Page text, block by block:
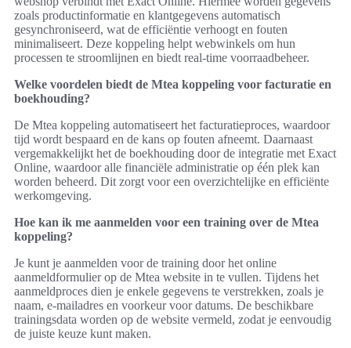
zoals productinformatie en klantgegevens automatisch
gesynchroniseerd, wat de efficiëntie verhoogt en fouten
minimaliseert. Deze koppeling helpt webwinkels om hun
processen te stroomlijnen en biedt real-time voorraadbeheer.
Welke voordelen biedt de Mtea koppeling voor facturatie en
boekhouding?
De Mtea koppeling automatiseert het facturatieproces, waardoor
tijd wordt bespaard en de kans op fouten afneemt. Daarnaast
vergemakkelijkt het de boekhouding door de integratie met Exact
Online, waardoor alle financiële administratie op één plek kan
worden beheerd. Dit zorgt voor een overzichtelijke en efficiënte
werkomgeving.
Hoe kan ik me aanmelden voor een training over de Mtea
koppeling?
Je kunt je aanmelden voor de training door het online
aanmeldformulier op de Mtea website in te vullen. Tijdens het
aanmeldproces dien je enkele gegevens te verstrekken, zoals je
naam, e-mailadres en voorkeur voor datums. De beschikbare
trainingsdata worden op de website vermeld, zodat je eenvoudig
de juiste keuze kunt maken.